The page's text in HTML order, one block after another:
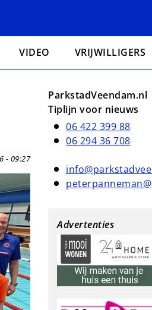
VIDEO VRIJWILLIGERS
- 09:27
ParkstadVeendam.nl
Tiplijn voor nieuws
06 422 399 88
06 294 36 708
Advertenties